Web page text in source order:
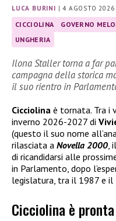
LUCA BURINI |4 AGOSTO 2026
CICCIOLINA GOVERNO
UNGHERIA
Ilona Staller torna a far
campagna della storica
il suo rientro in
Cicciolina è tornata. Tra i
inverno 2026-2027 di
(questo il suo nome
rilasciata a Novella 2000
di ricandidarsi alle
in Parlamento, dopo
legislatura, tra il 1987 e il
Cicciolina è